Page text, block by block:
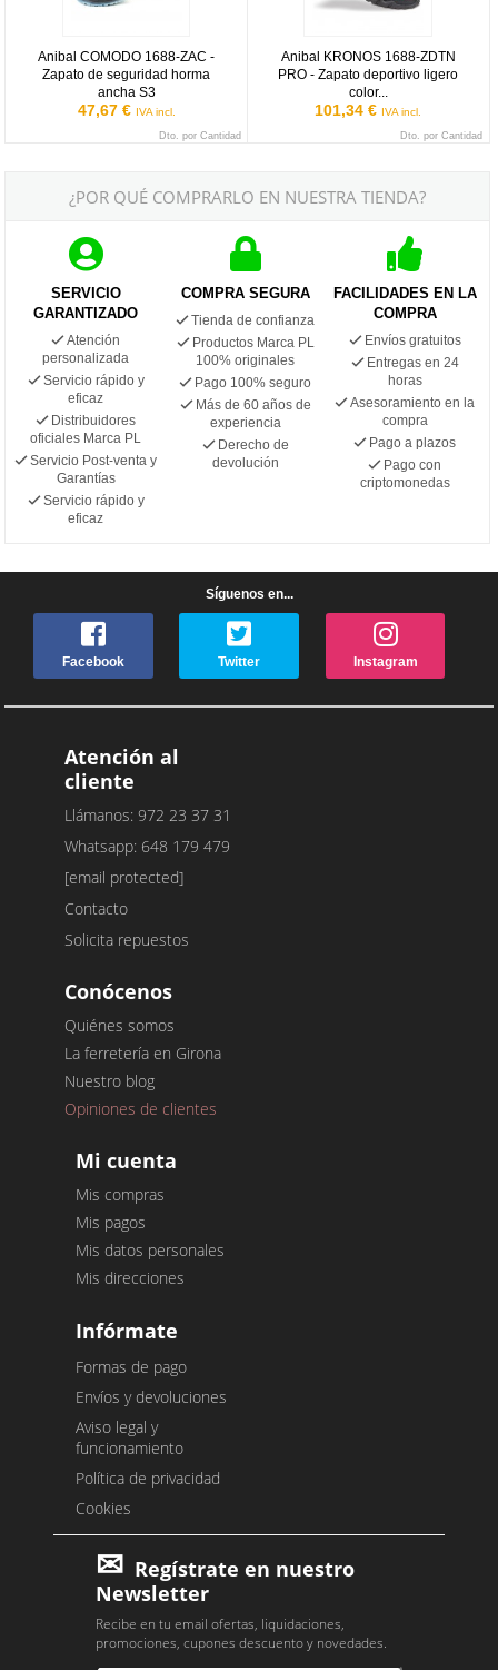
Anibal COMODO 1688-ZAC -
Zapato de seguridad horma
ancha S3
47,67 € IVA incl.
Dto. por Cantidad
Anibal KRONOS 1688-ZDTN
PRO - Zapato deportivo ligero
color...
101,34 € IVA incl.
Dto. por Cantidad
¿POR QUÉ COMPRARLO EN NUESTRA TIENDA?
SERVICIO
GARANTIZADO
Atención
personalizada
Servicio rápido y
eficaz
Distribuidores
oficiales Marca PL
Servicio Post-venta y
Garantías
Servicio rápido y
eficaz
COMPRA SEGURA
Tienda de confianza
Productos Marca PL
100% originales
Pago 100% seguro
Más de 60 años de
experiencia
Derecho de
devolución
FACILIDADES EN LA
COMPRA
Envíos gratuitos
Entregas en 24
horas
Asesoramiento en la
compra
Pago a plazos
Pago con
criptomonedas
Síguenos en...
Facebook Twitter Instagram
Atención al
cliente
Llámanos: 972 23 37 31
Whatsapp: 648 179 479
[email protected]
Contacto
Solicita repuestos
Conócenos
Quiénes somos
La ferretería en Girona
Nuestro blog
Opiniones de clientes
Mi cuenta
Mis compras
Mis pagos
Mis datos personales
Mis direcciones
Infórmate
Formas de pago
Envíos y devoluciones
Aviso legal y
funcionamiento
Política de privacidad
Cookies
Regístrate en nuestro
Newsletter
Recibe en tu email ofertas, liquidaciones,
promociones, cupones descuento y novedades.